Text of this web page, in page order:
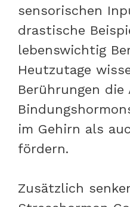
sensorischen
drastische
lebenswichtig
Heutzutage
Berührungen
im Gehirn als
fördern.
Zusätzlich